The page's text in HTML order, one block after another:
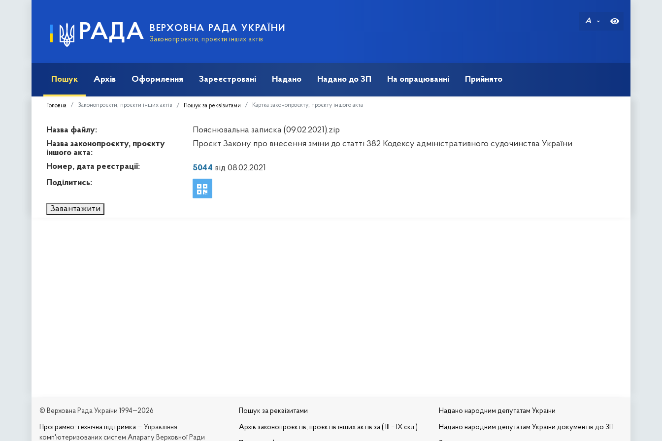
РАДА ВЕРХОВНА РАДА УКРАЇНИ
Законопроєкти, проєкти інших актів
A
Пошук Архів Оформлення Зареєстровані Надано Надано до ЗП На опрацюванні Прийнято
Головна Законопроєкти, проєкти інших актів Пошук за реквізитами Картка законопроєкту, проєкту іншого акта
Назва файлу:
Пояснювальна записка (09.02.2021).zip
Назва законопроєкту, проєкту
іншого акта:
Проєкт Закону про внесення зміни до статті 382 Кодексу адміністративного судочинства України
Номер, дата реєстрації: 5044 від 08.02.2021
Поділитись:
Завантажити
© Верховна Рада України 1994—2026
Програмно-технічна підтримка — Управління
комп'ютеризованих систем Апарату Верховної Ради
Пошук за реквізитами
Архів законопроєктів, проєктів інших актів за ( III – IX скл.)
Надано народним депутатам України
Надано народним депутатам України документів до ЗП